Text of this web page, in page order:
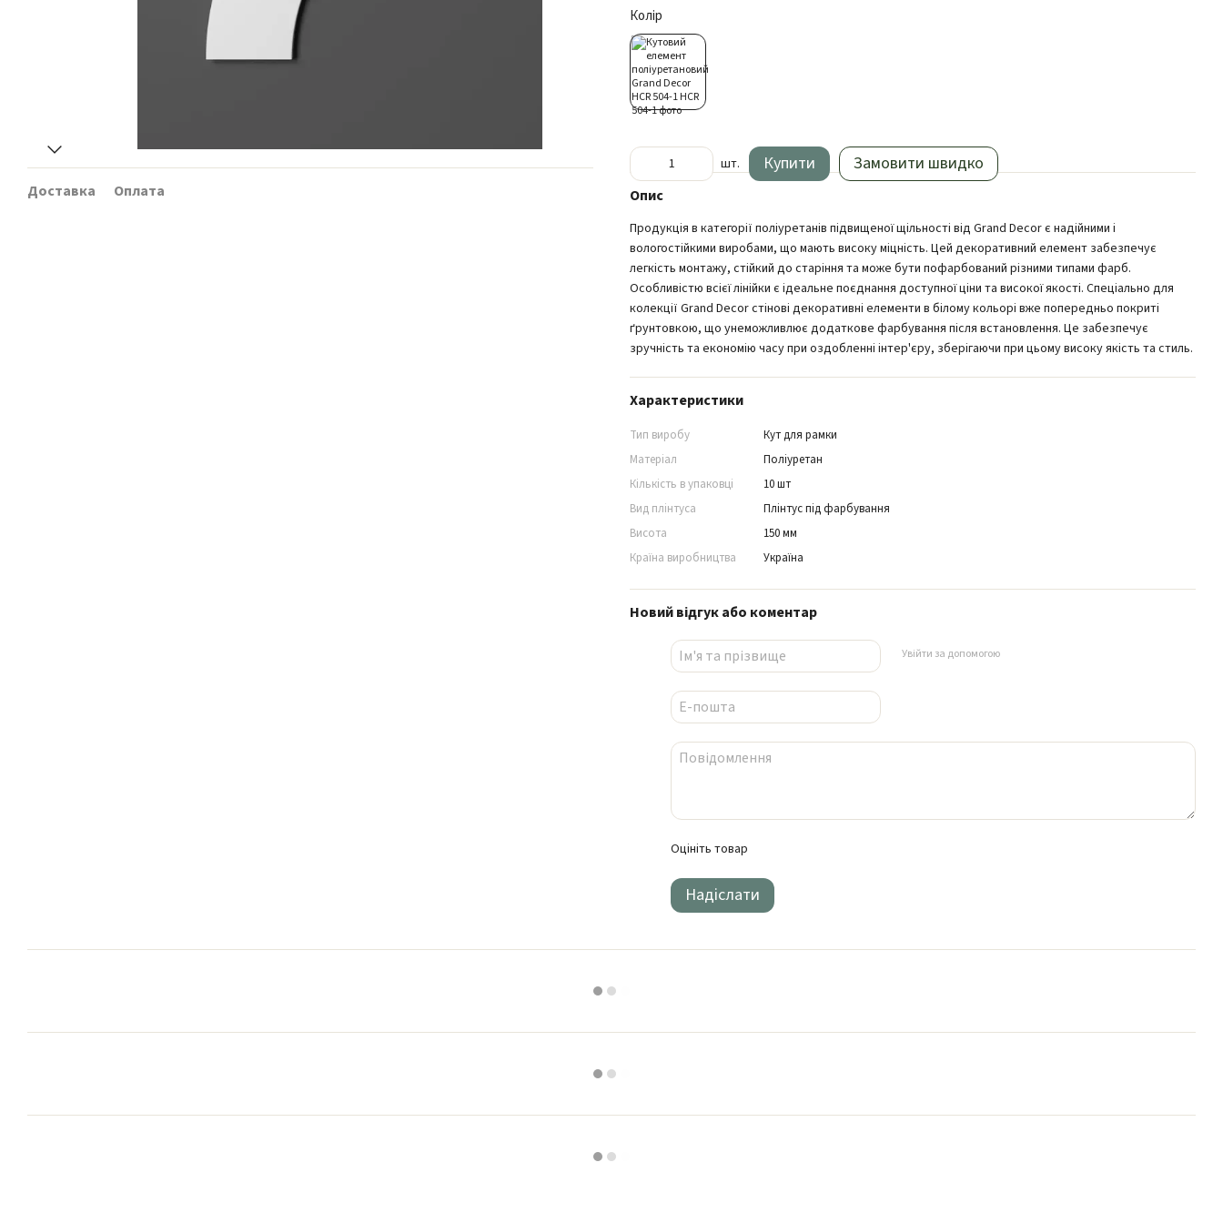
Доставка Оплата
Колір
шт. Купити Замовити швидко
Опис
Продукція в категорії поліуретанів підвищеної щільності від Grand Decor є надійними і
вологостійкими виробами, що мають високу міцність. Цей декоративний елемент забезпечує
легкість монтажу, стійкий до старіння та може бути пофарбований різними типами фарб.
Особливістю всієї лінійки є ідеальне поєднання доступної ціни та високої якості. Спеціально для
колекції Grand Decor стінові декоративні елементи в білому кольорі вже попередньо покриті
ґрунтовкою, що унеможливлює додаткове фарбування після встановлення. Це забезпечує
зручність та економію часу при оздобленні інтер'єру, зберігаючи при цьому високу якість та стиль.
Характеристики
Тип виробу
Кут для рамки
Матеріал
Поліуретан
Кількість в упаковці
10 шт
Вид плінтуса
Плінтус під фарбування
Висота
150 мм
Країна виробництва
Україна
Новий відгук або коментар
Увійти за допомогою
Оцініть товар
Надіслати